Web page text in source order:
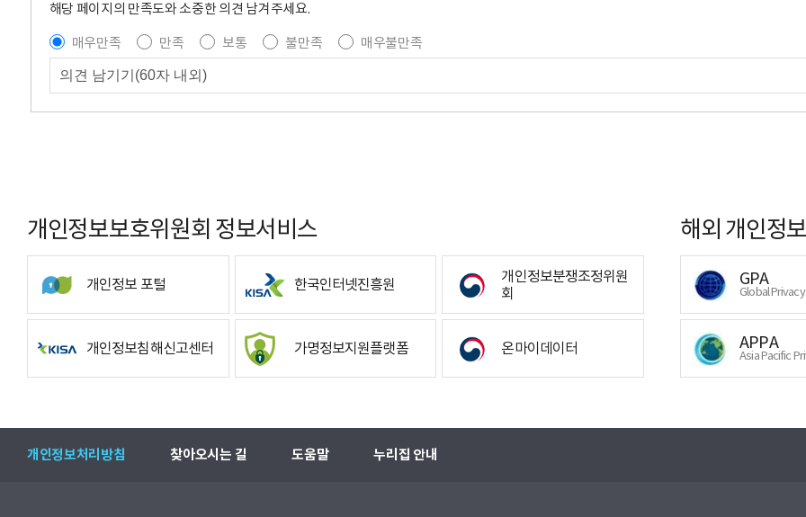
해당 페이지의 만족도와 소중한 의견 남겨주세요.
매우만족
만족 보통 불만족 매우불만족
개인정보보호위원회 정보서비스
개인정보 포털 한국인터넷진흥원
개인정보분쟁조정위원
회
개인정보침해신고센터 가명정보지원플랫폼 온마이데이터
해외 개인정
GPA
Global
APPA
Asia Pacific
개인정보처리방침 찾아오시는 길 도움말 누리집 안내